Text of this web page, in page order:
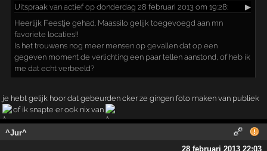
Uitspraak van actief op donderdag 28 februari 2013 om 19:28:
▶
Heerlijk Feestje gehad. Maassilo gelijk toegevoegd aan mn
favoriete locaties!!
Is het trouwens nog meer mensen op gevallen dat op een
gegeven moment de verlichting een paar tellen aanstond, of heb ik
me dat echt verbeeld?
je hebt gelijk hoor dat gebeurden cker ze gingen foto maken van publiek
of ik snapte er ook nix van
^Jur^
28 februari 2013 22:03